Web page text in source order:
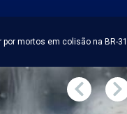
mortos em colisão na BR-